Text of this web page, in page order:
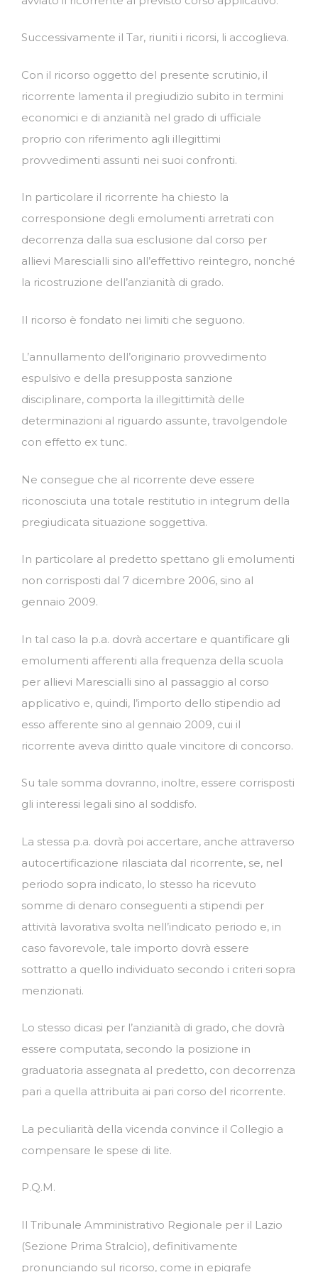
Successivamente il Tar, riuniti i ricorsi, li accoglieva.
Con il ricorso oggetto del presente scrutinio, il
ricorrente lamenta il pregiudizio subito in termini
economici e di anzianità nel grado di ufficiale
proprio con riferimento agli illegittimi
provvedimenti assunti nei suoi confronti.
In particolare il ricorrente ha chiesto la
corresponsione degli emolumenti arretrati con
decorrenza dalla sua esclusione dal corso per
allievi Marescialli sino all’effettivo reintegro, nonché
la ricostruzione dell’anzianità di grado.
Il ricorso è fondato nei limiti che seguono.
L’annullamento dell’originario provvedimento
espulsivo e della presupposta sanzione
disciplinare, comporta la illegittimità delle
determinazioni al riguardo assunte, travolgendole
con effetto ex tunc.
Ne consegue che al ricorrente deve essere
riconosciuta una totale restitutio in integrum della
pregiudicata situazione soggettiva.
In particolare al predetto spettano gli emolumenti
non corrisposti dal 7 dicembre 2006, sino al
gennaio 2009.
In tal caso la p.a. dovrà accertare e quantificare gli
emolumenti afferenti alla frequenza della scuola
per allievi Marescialli sino al passaggio al corso
applicativo e, quindi, l’importo dello stipendio ad
esso afferente sino al gennaio 2009, cui il
ricorrente aveva diritto quale vincitore di concorso.
Su tale somma dovranno, inoltre, essere corrisposti
gli interessi legali sino al soddisfo.
La stessa p.a. dovrà poi accertare, anche attraverso
autocertificazione rilasciata dal ricorrente, se, nel
periodo sopra indicato, lo stesso ha ricevuto
somme di denaro conseguenti a stipendi per
attività lavorativa svolta nell’indicato periodo e, in
caso favorevole, tale importo dovrà essere
sottratto a quello individuato secondo i criteri sopra
menzionati.
Lo stesso dicasi per l’anzianità di grado, che dovrà
essere computata, secondo la posizione in
graduatoria assegnata al predetto, con decorrenza
pari a quella attribuita ai pari corso del ricorrente.
La peculiarità della vicenda convince il Collegio a
compensare le spese di lite.
P.Q.M.
Il Tribunale Amministrativo Regionale per il Lazio
(Sezione Prima Stralcio), definitivamente
pronunciando sul ricorso, come in epigrafe